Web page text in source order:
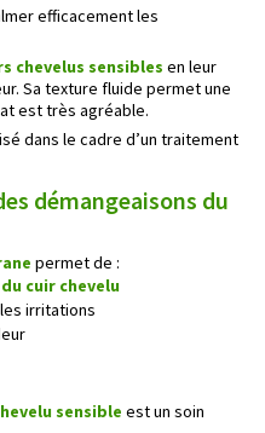
efficacement les
chevelus sensibles en leur
Sa texture fluide permet une
est très agréable.
dans le cadre d’un traitement
démangeaisons du
permet de :
cuir chevelu
irritations
sensible est un soin